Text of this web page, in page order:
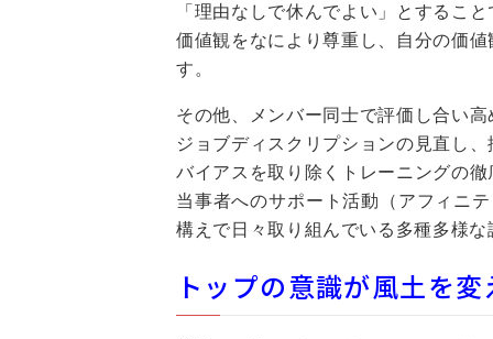
「理由なしで休んでよい」とするこ
価値観をなにより尊重し、自分の価
す。
その他、メンバー同士で評価し合い
ジョブディスクリプションの見直し
バイアスを取り除くトレーニングの
当事者へのサポート活動（アフィニ
構えで日々取り組んでいる多種多様
トップの意識が風土を変